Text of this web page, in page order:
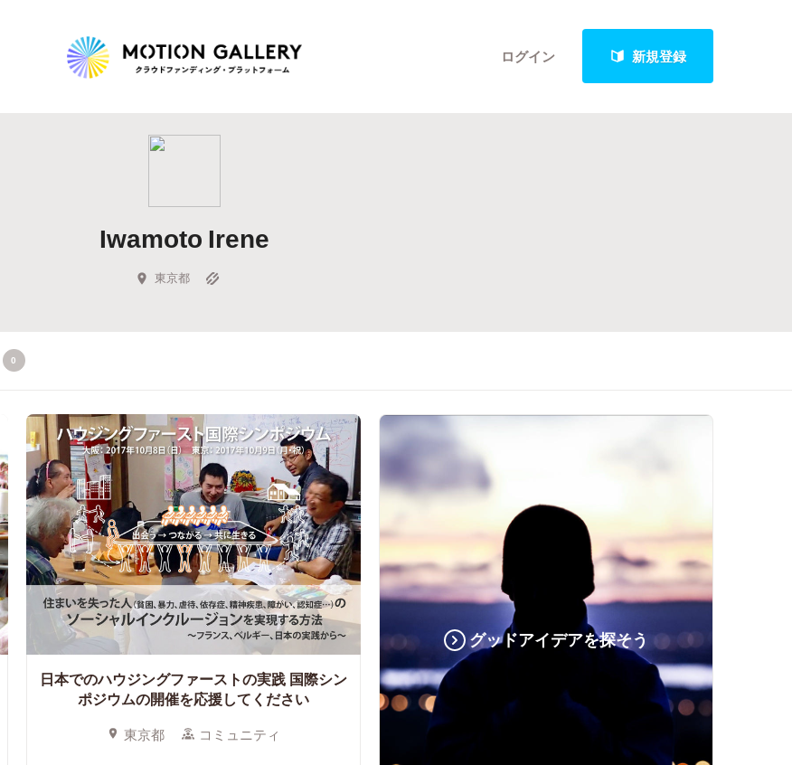
ログイン 新規登録
Highlight
Feature
キュレーターから探す
Iwamoto Irene
東京都
0
日本でのハウジングファーストの実践 国際シン
ポジウムの開催を応援してください
東京都 コミュニティ
グッドアイデアを探そう